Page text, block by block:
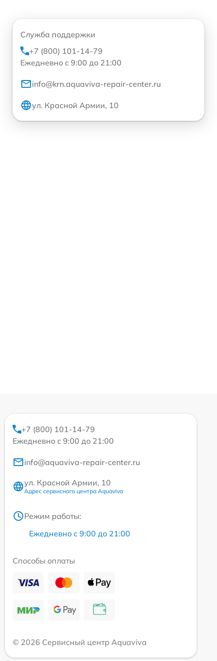
Служба поддержки
+7 (800) 101-14-79
Ежедневно с 9:00 до 21:00
info@krn.aquaviva-repair-center.ru
ул. Красной Армии, 10
+7 (800) 101-14-79
Ежедневно с 9:00 до 21:00
info@aquaviva-repair-center.ru
ул. Красной Армии, 10
Адрес сервисного центра Aquaviva
Режим работы:
Ежедневно с 9:00 до 21:00
Способы оплаты
© 2026 Сервисный центр Aquaviva